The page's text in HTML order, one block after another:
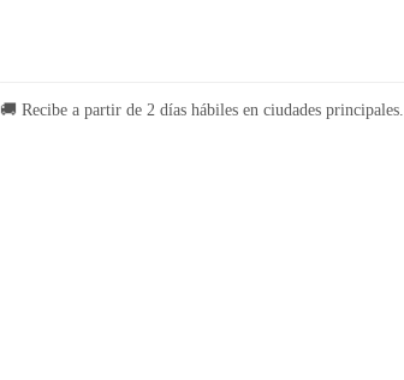
🚚 Recibe a partir de 2 días hábiles en ciudades principales.